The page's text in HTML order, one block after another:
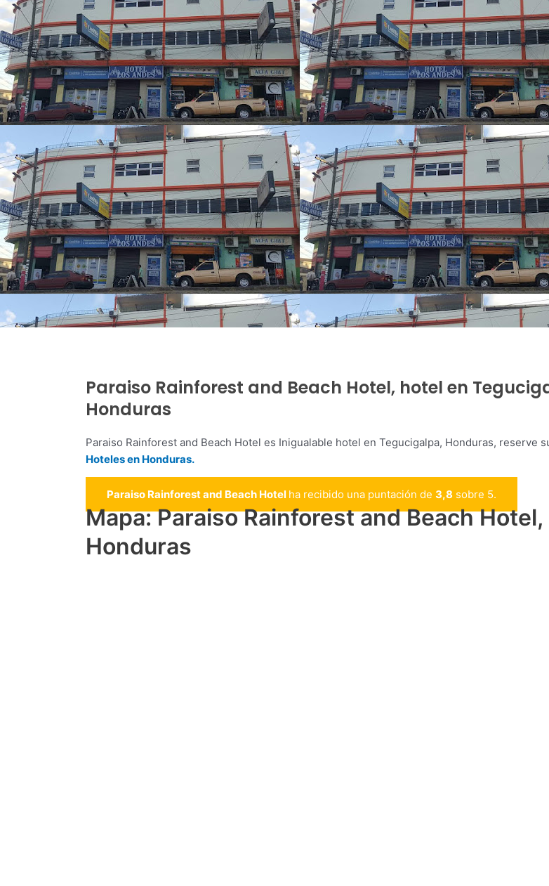
Paraiso Rainforest and Beach Hotel, hotel en
Honduras
Paraiso Rainforest and Beach Hotel es Inigualable hotel en Tegucigalpa, Honduras, reserve
Hoteles en Honduras.
Paraiso Rainforest and Beach Hotel ha recibido una puntación de 3,8 sobre 5.
Mapa: Paraiso Rainforest and Beach Hotel,
Honduras